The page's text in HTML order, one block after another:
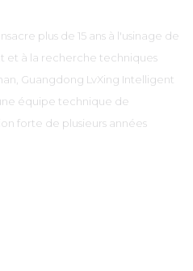
plus de 15 ans à l'usinage de
et à la recherche techniques
Guangdong LvXing Intelligent
équipe technique de
forte de plusieurs années